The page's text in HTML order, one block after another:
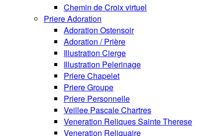
Chemin de Croix virtuel
Priere Adoration
Adoration Ostensoir
Adoration / Prière
Illustration Cierge
Illustration Pelerinage
Priere Chapelet
Priere Groupe
Priere Personnelle
Veillee Pascale Chartres
Veneration Reliques Sainte Therese
Veneration Reliquaire